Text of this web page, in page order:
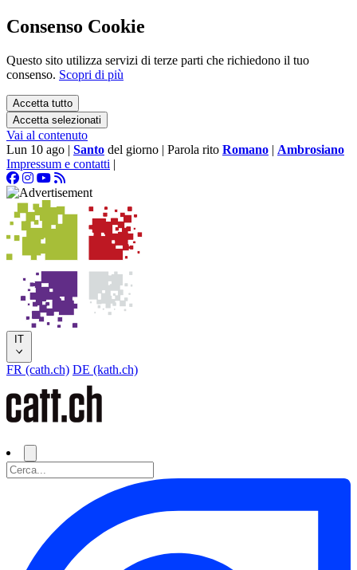
Consenso Cookie
Questo sito utilizza servizi di terze parti che richiedono il tuo
consenso. Scopri di più
Accetta tutto
Accetta selezionati
Vai al contenuto
Lun 10 ago | Santo del giorno | Parola rito Romano | Ambrosiano
Impressum e contatti |
IT
FR (cath.ch) DE (kath.ch)